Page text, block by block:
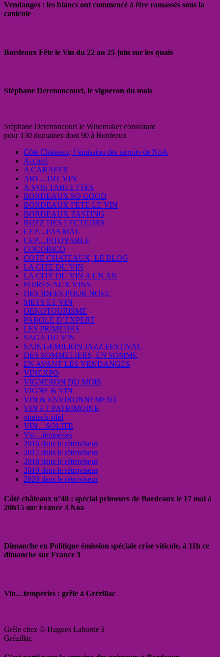
Vendanges : les blancs ont commencé à être ramassés sous la
canicule
Bordeaux Fête le Vin du 22 au 25 juin sur les quais
Stéphane Derenoncourt, le vigneron du mois
Stéphane Derenoncourt le Winemaker consultant
pour 130 domaines dont 90 à Bordeaux
Côté Châteaux, l’émission des terroirs de NoA
Accueil
A CARAFER
ART…DIT VIN
A VOS TABLETTES
BORDEAUX SO GOOD
BORDEAUX FETE LE VIN
BORDEAUX TASTING
BUZZ DES LECTEURS
CEP…PAS MAL
CEP…PITOYABLE
COCORICO
COTE CHATEAUX, LE BLOG
LA CITE DU VIN
LA CITE DU VIN A UN AN
FOIRES AUX VINS
DES IDEES POUR NOEL
METS ET VIN
OENOTOURISME
PAROLE D’EXPERT
LES PRIMEURS
SAGA DU VIN
SAINT-EMILION JAZZ FESTIVAL
DES SOMMELIERS, EN SOMME
EN AVANT LES VENDANGES
VINEXPO
VIGNERON DU MOIS
VIGNE & VIN
VIN & ENVIRONNEMENT
VIN ET PATRIMOINE
vinitech-sifel
VIN…SOLITE
Vin…tempéries
2016 dans le rétroviseur
2017 dans le rétroviseur
2018 dans le rétroviseur
2019 dans le rétroviseur
2020 dans le rétroviseur
Côté châteaux n°40 : spécial primeurs de Bordeaux le 17 mai à
20h15 sur France 3 Noa
Dimanche en Politique émission spéciale crise viticole, à 11h ce
dimanche sur France 3
Vin…tempéries : grêle à Grézillac
Grêle chez © Hugues Laborde à
Grézillac